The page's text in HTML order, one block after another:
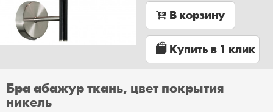
В корзину
Купить в 1 клик
Бра абажур ткань, цвет покрытия
никель